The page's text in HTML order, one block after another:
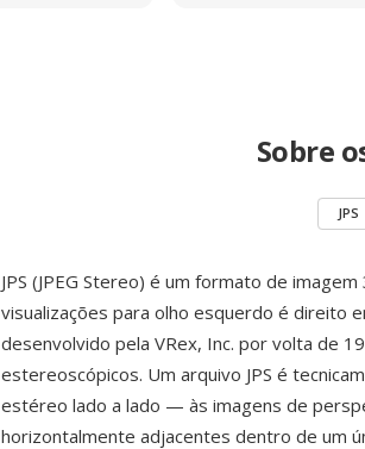
Sobre
JPS
JPS (JPEG Stereo) é um formato de
visualizações para olho esquerdo é direito
desenvolvido pela VRex, Inc. por volta de
estereoscópicos. Um arquivo JPS é
estéreo lado a lado — às imagens de
horizontalmente adjacentes dentro de um